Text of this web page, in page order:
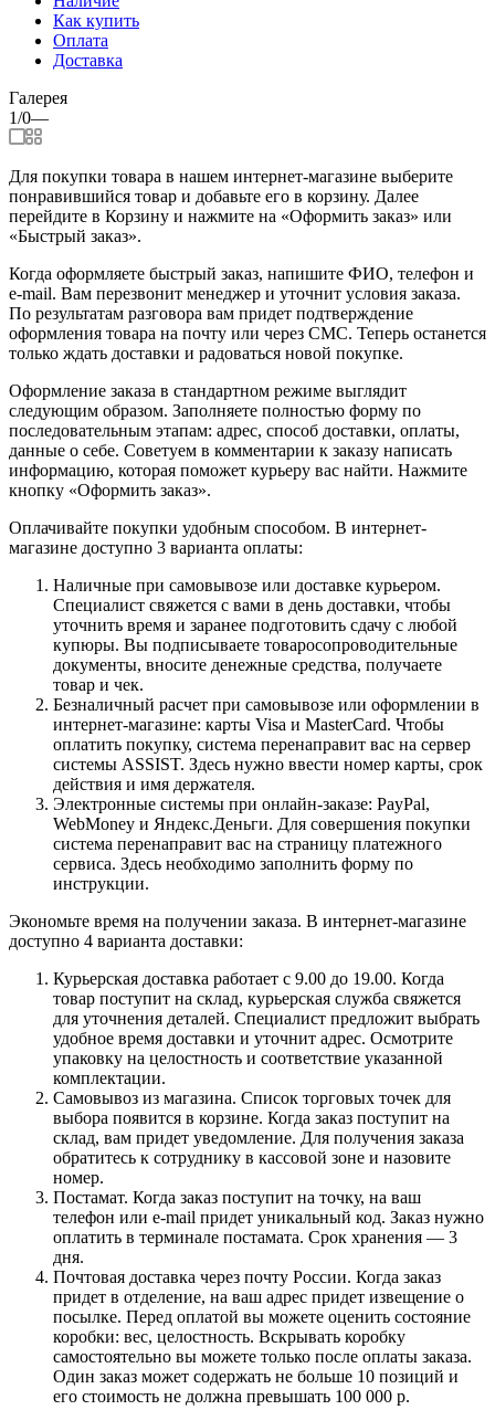
Как купить
Оплата
Доставка
Галерея
1/0—
Для покупки товара в нашем интернет-магазине выберите
понравившийся товар и добавьте его в корзину. Далее
перейдите в Корзину и нажмите на «Оформить заказ» или
«Быстрый заказ».
Когда оформляете быстрый заказ, напишите ФИО, телефон и
e-mail. Вам перезвонит менеджер и уточнит условия заказа.
По результатам разговора вам придет подтверждение
оформления товара на почту или через СМС. Теперь останется
только ждать доставки и радоваться новой покупке.
Оформление заказа в стандартном режиме выглядит
следующим образом. Заполняете полностью форму по
последовательным этапам: адрес, способ доставки, оплаты,
данные о себе. Советуем в комментарии к заказу написать
информацию, которая поможет курьеру вас найти. Нажмите
кнопку «Оформить заказ».
Оплачивайте покупки удобным способом. В интернет-
магазине доступно 3 варианта оплаты:
Наличные при самовывозе или доставке курьером.
Специалист свяжется с вами в день доставки, чтобы
уточнить время и заранее подготовить сдачу с любой
купюры. Вы подписываете товаросопроводительные
документы, вносите денежные средства, получаете
товар и чек.
Безналичный расчет при самовывозе или оформлении в
интернет-магазине: карты Visa и MasterCard. Чтобы
оплатить покупку, система перенаправит вас на сервер
системы ASSIST. Здесь нужно ввести номер карты, срок
действия и имя держателя.
Электронные системы при онлайн-заказе: PayPal,
WebMoney и Яндекс.Деньги. Для совершения покупки
система перенаправит вас на страницу платежного
сервиса. Здесь необходимо заполнить форму по
инструкции.
Экономьте время на получении заказа. В интернет-магазине
доступно 4 варианта доставки:
Курьерская доставка работает с 9.00 до 19.00. Когда
товар поступит на склад, курьерская служба свяжется
для уточнения деталей. Специалист предложит выбрать
удобное время доставки и уточнит адрес. Осмотрите
упаковку на целостность и соответствие указанной
комплектации.
Самовывоз из магазина. Список торговых точек для
выбора появится в корзине. Когда заказ поступит на
склад, вам придет уведомление. Для получения заказа
обратитесь к сотруднику в кассовой зоне и назовите
номер.
Постамат. Когда заказ поступит на точку, на ваш
телефон или e-mail придет уникальный код. Заказ нужно
оплатить в терминале постамата. Срок хранения — 3
дня.
Почтовая доставка через почту России. Когда заказ
придет в отделение, на ваш адрес придет извещение о
посылке. Перед оплатой вы можете оценить состояние
коробки: вес, целостность. Вскрывать коробку
самостоятельно вы можете только после оплаты заказа.
Один заказ может содержать не больше 10 позиций и
его стоимость не должна превышать 100 000 р.